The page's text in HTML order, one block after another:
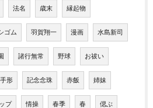
法名 歳末 縁起物
ゴム 羽賀翔一 漫画 水島新司
諸行無常 野球 お祓い
手形 記念念珠 赤飯 姉妹
プ 情操 春季 春 偲ぶ